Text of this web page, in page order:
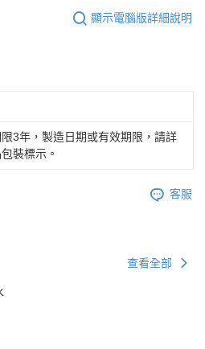
顯示電腦版詳細說明
3年，製造日期或有效期限，請詳
裝標示。
客服
查看全部